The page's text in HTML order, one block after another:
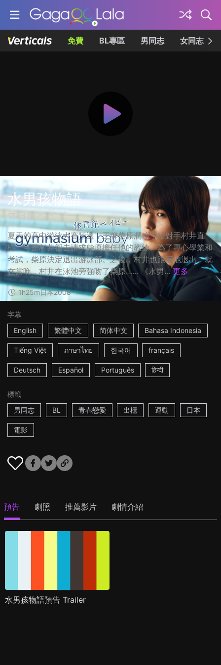
免費 BL專區 男同志 女同志
水男孩物語
体育館ベイビー
夏天的高中游泳大賽預選，王牌柴原潤輸了給對手村井直
樹，可是村井卻去請求柴原擔任他的教練。為了專心學業和
考試，柴原決定退出游泳部。之後，村井也跟著他退出。就
在當晚，村井在泳池旁強吻了柴原…... 《水男... 更多
1h25m日本2008
字幕
English
繁體中文 简体中文 Bahasa Indonesia
Tiếng Việt ภาษาไทย 한국어 français
Deutsch Español Português हिन्दी
標籤
男同志
BL 青春戀愛 出櫃 運動 日本
電影
預告 劇照 推薦影片 劇情介紹
水男孩物語預告 Trailer